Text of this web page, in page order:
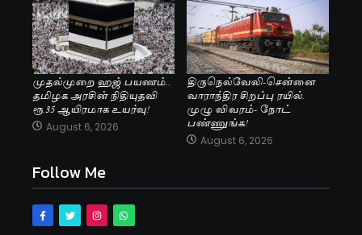
முதல்முறை ஹஜ் பயணம்..
தமிழக அரசின் நிதியுதவி
ரூ.35 ஆயிரமாக உயர்வு!
August 6, 2026
திருநெல்வேலி-சென்னை
வாராந்திர சிறப்பு ரயில்.
முழு விவரம்- நோட்
பண்ணுங்க!
August 6, 2026
Follow Me